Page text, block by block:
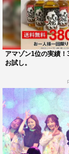
アマゾン1位の実績！
お試し。